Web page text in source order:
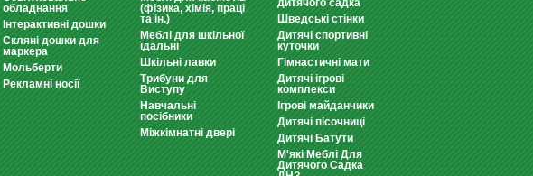
обладнання
Інтерактивні дошки
Скляні дошки для
маркера
Мольберти
Рекламні носії
(фізика, хімія, праці
та ін.)
Меблі для шкільної
їдальні
Шкільні лавки
Трибуни для
Виступу
Навчальні
посібники
Міжкімнатні двері
дитячого садка
Шведські стінки
Дитячі спортивні
куточки
Гімнастичні мати
Дитячі ігрові
комплекси
Ігрові майданчики
Дитячі пісочниці
Дитячі Батути
М'які Меблі Для
Дитячого Садка